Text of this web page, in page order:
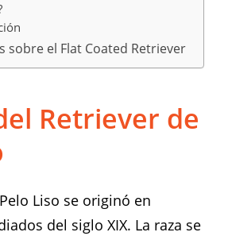
sobre el Flat Coated Retriever
Retriever de
Liso se originó en
del siglo XIX. La raza se